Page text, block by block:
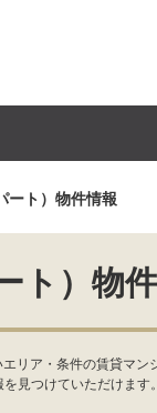
ート）物件情報
ト）物
リア・条件の賃貸マン
見つけていただけま